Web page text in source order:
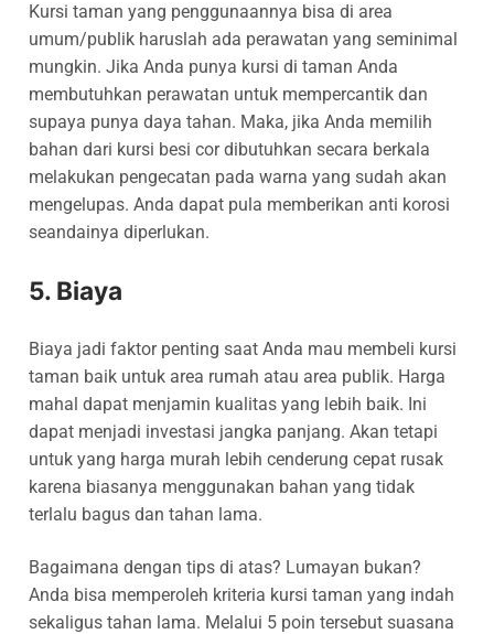
Kursi taman yang penggunaannya bisa di area
umum/publik haruslah ada perawatan yang seminimal
mungkin. Jika Anda punya kursi di taman Anda
membutuhkan perawatan untuk mempercantik dan
supaya punya daya tahan. Maka, jika Anda memilih
bahan dari kursi besi cor dibutuhkan secara berkala
melakukan pengecatan pada warna yang sudah akan
mengelupas. Anda dapat pula memberikan anti korosi
seandainya diperlukan.
5. Biaya
Biaya jadi faktor penting saat Anda mau membeli kursi
taman baik untuk area rumah atau area publik. Harga
mahal dapat menjamin kualitas yang lebih baik. Ini
dapat menjadi investasi jangka panjang. Akan tetapi
untuk yang harga murah lebih cenderung cepat rusak
karena biasanya menggunakan bahan yang tidak
terlalu bagus dan tahan lama.
Bagaimana dengan tips di atas? Lumayan bukan?
Anda bisa memperoleh kriteria kursi taman yang indah
sekaligus tahan lama. Melalui 5 poin tersebut suasana